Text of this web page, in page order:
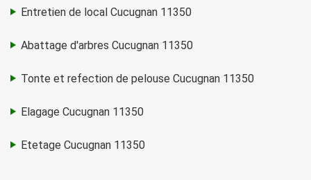
Entretien de local Cucugnan 11350
Abattage d'arbres Cucugnan 11350
Tonte et refection de pelouse Cucugnan 11350
Elagage Cucugnan 11350
Etetage Cucugnan 11350